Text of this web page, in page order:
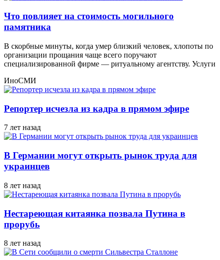
Что повлияет на стоимость могильного
памятника
В скорбные минуты, когда умер близкий человек, хлопоты по
организации прощания чаще всего поручают
специализированной фирме — ритуальному агентству. Услуги
ИноСМИ
Репортер исчезла из кадра в прямом эфире
7 лет назад
В Германии могут открыть рынок труда для
украинцев
8 лет назад
Нестареющая китаянка позвала Путина в
прорубь
8 лет назад